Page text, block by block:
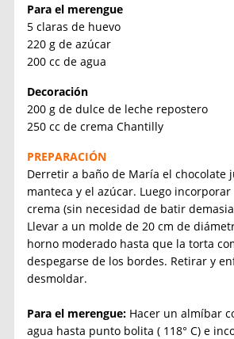
Para el merengue
5 claras de huevo
220 g de azúcar
200 cc de agua
Decoración
200 g de dulce de leche repostero
250 cc de crema Chantilly
PREPARACIÓN
Derretir a baño de María el chocolate
manteca y el azúcar. Luego incorporar
crema (sin necesidad de batir
Llevar a un molde de 20 cm de
horno moderado hasta que la torta
despegarse de los bordes. Retirar y
desmoldar.
Para el merengue: Hacer un almíbar
agua hasta punto bolita ( 118° C) e